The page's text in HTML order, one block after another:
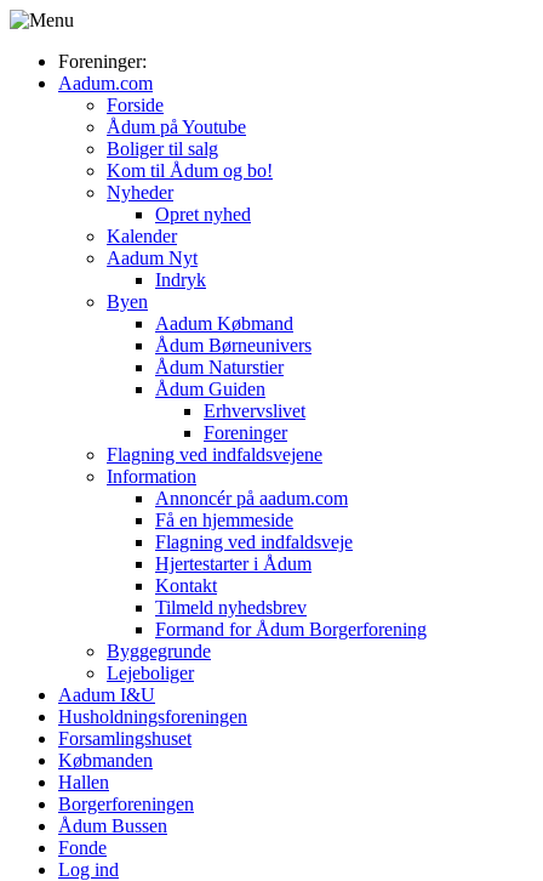
Foreninger:
Aadum.com
Forside
Ådum på Youtube
Boliger til salg
Kom til Ådum og bo!
Nyheder
Opret nyhed
Kalender
Aadum Nyt
Indryk
Byen
Aadum Købmand
Ådum Børneunivers
Ådum Naturstier
Ådum Guiden
Erhvervslivet
Foreninger
Flagning ved indfaldsvejene
Information
Annoncér på aadum.com
Få en hjemmeside
Flagning ved indfaldsveje
Hjertestarter i Ådum
Kontakt
Tilmeld nyhedsbrev
Formand for Ådum Borgerforening
Byggegrunde
Lejeboliger
Aadum I&U
Husholdningsforeningen
Forsamlingshuset
Købmanden
Hallen
Borgerforeningen
Ådum Bussen
Fonde
Log ind